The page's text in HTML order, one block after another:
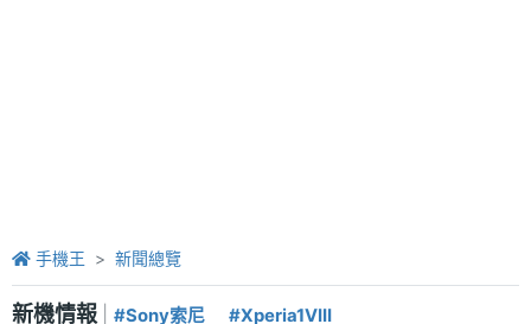
手機王 新聞總覽
新機情報 #Sony索尼 #Xperia1VIII